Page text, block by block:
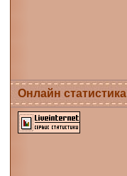
Онлайн статистика